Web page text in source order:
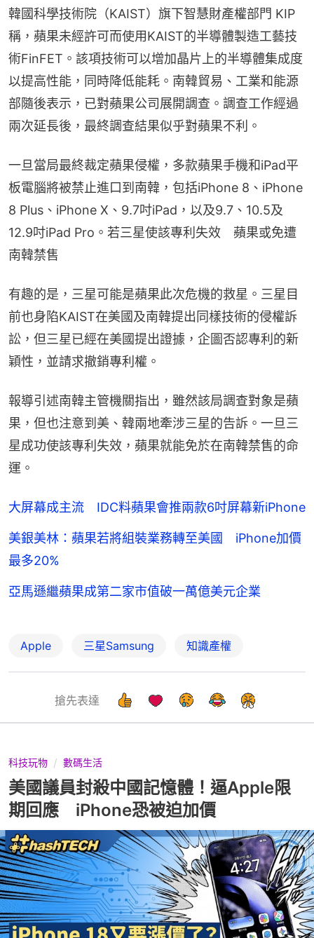
韓國科學技術院（KAIST）旗下智慧財產權部門 KIP
稱，蘋果未經許可而使用KAIST的半導體製造工藝技
術FinFET。該項技術可以增加晶片上的半導體集成度
以提高性能，同時降低能耗。南韓貿易、工業和能源
部隨後表示，已對蘋果公司展開調查。調查工作經過
兩次延長後，最終調查結果似乎對蘋果不利。
一旦當局最終裁定蘋果侵權，多款蘋果手機和iPad平
板電腦將被禁止進口到南韓，包括iPhone 8、iPhone
8 Plus、iPhone X、9.7吋iPad，以及9.7、10.5及
12.9吋iPad Pro。若三星使該專利失效　蘋果或免遭
南韓禁售
有趣的是，三星可能是蘋果此次危機的救星。三星目
前也身陷KAIST在美國及南韓提出同樣技術的侵權訴
訟，但三星已經在美國提出證據，企圖否認專利的新
穎性，並請求撤銷專利權。
報導引述南韓主管機關指出，雖然該局調查對象是蘋
果，但也注意到美、韓兩地牽涉三星的告訴。一旦三
星成功使該專利失效，蘋果就能免於在南韓禁售的命
運。
大屏幕成主流 IDC料蘋果會推兩款6吋屏幕新iPhone
美銀美林：蘋果若將組裝業務轉至美國 iPhone加價
最多20%
亞馬遜繼蘋果成第二家市值破一萬億美元企業
Apple 三星Samsung 知識產權
搶先表達
科技玩物 數碼生活
美國議員封殺中國記憶體！逼Apple限
期回應 iPhone恐被迫加價